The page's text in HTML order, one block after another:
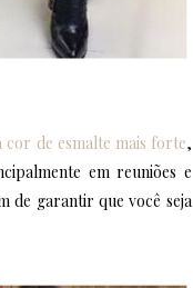
cor de esmalte mais forte,
em reuniões e
de garantir que você seja